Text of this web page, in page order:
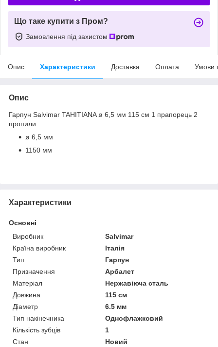
Що таке купити з Пром?
Замовлення під захистом
Опис Характеристики Доставка Оплата Умови
Опис
Гарпун Salvimar TAHITIANA ø 6,5 мм 115 см 1 прапорець 2
пропили
ø 6,5 мм
1150 мм
Характеристики
Основні
Виробник
Salvimar
Країна виробник
Італія
Тип
Гарпун
Призначення
Арбалет
Матеріал
Нержавіюча сталь
Довжина
115 см
Діаметр
6.5 мм
Тип накінечника
Однофлажковий
Кількість зубців
1
Стан
Новий